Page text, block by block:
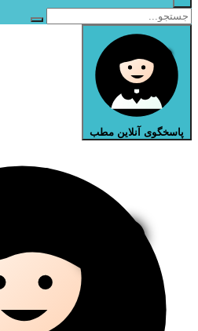
پاسخگوی آنلاین مطب